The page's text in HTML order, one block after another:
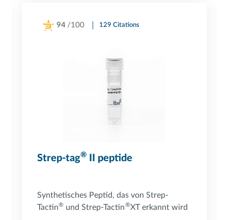
94 /100 129 Citations
Strep-tag®II peptide
Synthetisches Peptid, das von Strep-
Tactin®und Strep-Tactin®XT erkannt wird